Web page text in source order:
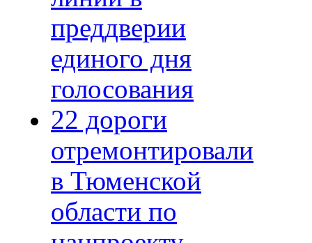
преддверии
единого дня
голосования
22 дороги
отремонтировали
в Тюменской
области по